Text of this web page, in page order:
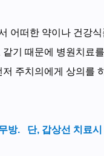
어떠한 약이나 건강
기 때문에 병원치료
주치의에게 상의를
방. 단, 갑상선 치료